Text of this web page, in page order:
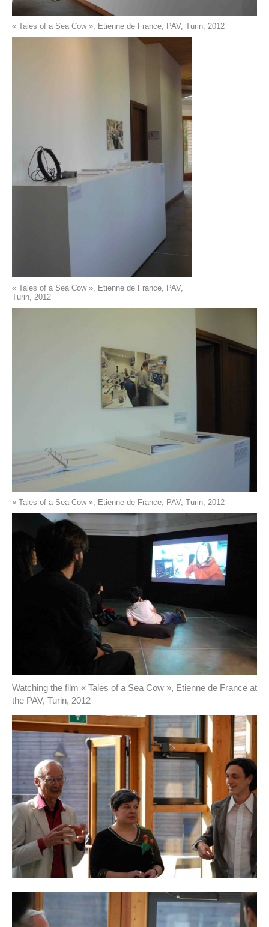
« Tales of a Sea Cow », Etienne de France, PAV, Turin, 2012
« Tales of a Sea Cow », Etienne de France, PAV,
Turin, 2012
« Tales of a Sea Cow », Etienne de France, PAV, Turin, 2012
Watching the film « Tales of a Sea Cow », Etienne de France at
the PAV, Turin, 2012